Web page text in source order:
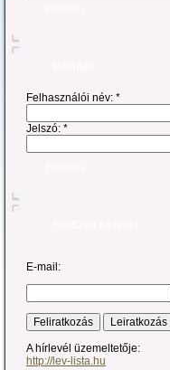
Felhasználói név: *
Jelszó: *
E-mail:
A hírlevél üzemeltetője:
http://lev-lista.hu